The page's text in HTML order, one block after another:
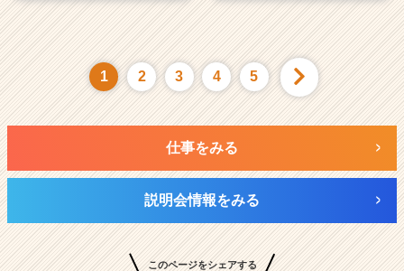
1 2 3 4 5
仕事をみる
説明会情報をみる
このページをシェアする